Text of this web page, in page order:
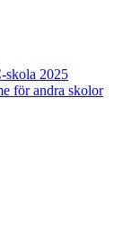
skola 2025
för andra skolor